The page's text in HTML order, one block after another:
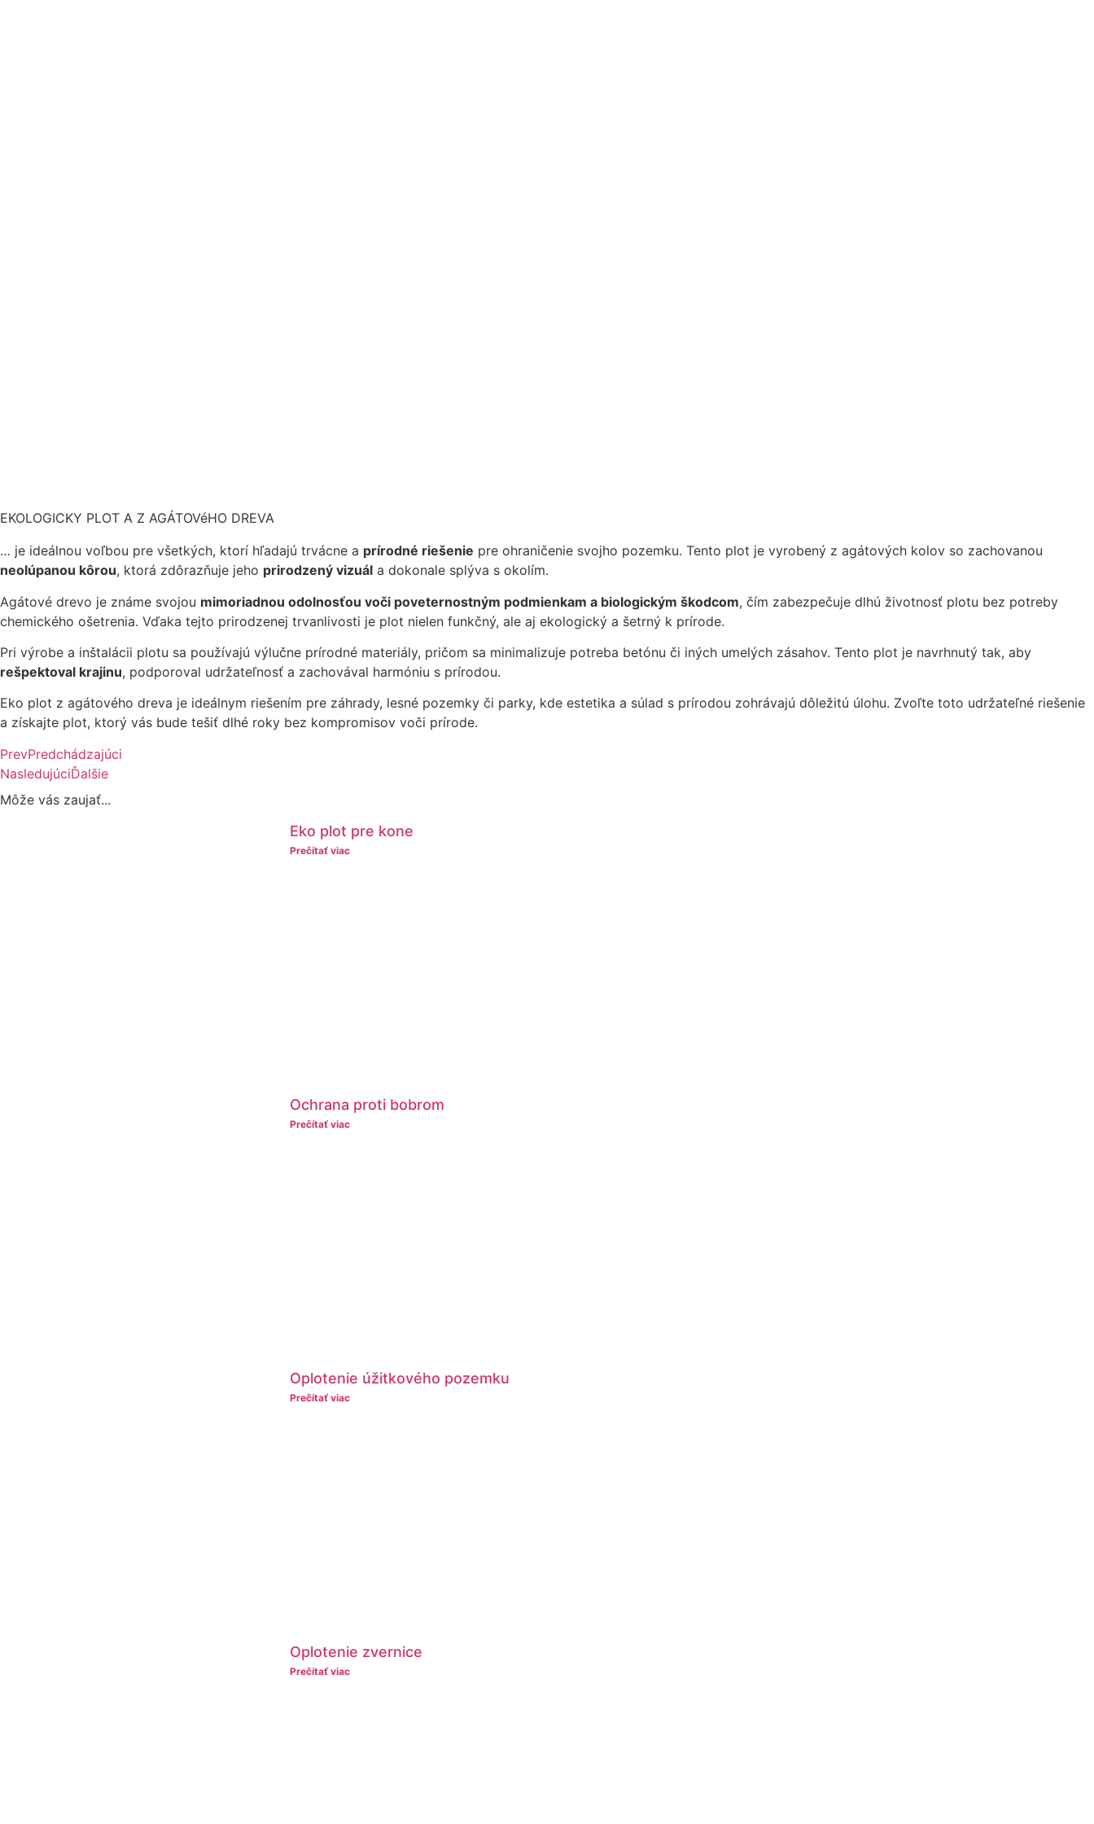
EKOLOGICKY PLOT A Z AGÁTOVéHO DREVA
… je ideálnou voľbou pre všetkých, ktorí hľadajú trvácne a prírodné riešenie pre ohraničenie svojho pozemku. Tento plot je vyrobený z agátových kolov so zachovanou
neolúpanou kôrou, ktorá zdôrazňuje jeho prirodzený vizuál a dokonale splýva s okolím.
Agátové drevo je známe svojou mimoriadnou odolnosťou voči poveternostným podmienkam a biologickým škodcom, čím zabezpečuje dlhú životnosť plotu bez potreby
chemického ošetrenia. Vďaka tejto prirodzenej trvanlivosti je plot nielen funkčný, ale aj ekologický a šetrný k prírode.
Pri výrobe a inštalácii plotu sa používajú výlučne prírodné materiály, pričom sa minimalizuje potreba betónu či iných umelých zásahov. Tento plot je navrhnutý tak, aby
rešpektoval krajinu, podporoval udržateľnosť a zachovával harmóniu s prírodou.
Eko plot z agátového dreva je ideálnym riešením pre záhrady, lesné pozemky či parky, kde estetika a súlad s prírodou zohrávajú dôležitú úlohu. Zvoľte toto udržateľné riešenie
a získajte plot, ktorý vás bude tešiť dlhé roky bez kompromisov voči prírode.
PrevPredchádzajúci
NasledujúciĎalšie
Môže vás zaujať...
Eko plot pre kone
Prečítať viac
Ochrana proti bobrom
Prečítať viac
Oplotenie úžitkového pozemku
Prečítať viac
Oplotenie zvernice
Prečítať viac